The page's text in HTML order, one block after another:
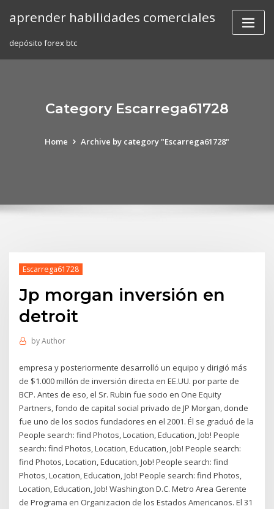
aprender habilidades comerciales
depósito forex btc
Category Escarrega61728
Home Archive by category "Escarrega61728"
Escarrega61728
Jp morgan inversión en
detroit
byAuthor
empresa y posteriormente desarrolló un equipo y dirigió más
de $1.000 millón de inversión directa en EE.UU. por parte de
BCP. Antes de eso, el Sr. Rubin fue socio en One Equity
Partners, fondo de capital social privado de JP Morgan, donde
fue uno de los socios fundadores en el 2001. Él se graduó de la
People search: find Photos, Location, Education, Job! People
search: find Photos, Location, Education, Job! People search:
find Photos, Location, Education, Job! People search: find
Photos, Location, Education, Job! People search: find Photos,
Location, Education, Job! Washington D.C. Metro Area Gerente
de Programa en Organizacion de los Estados Americanos. El 31